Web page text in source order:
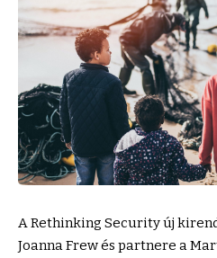
A Rethinking Security új
Joanna Frew és partnere a